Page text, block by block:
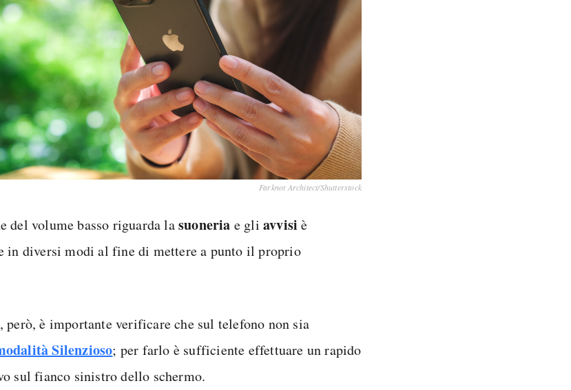
Farknot Architect/Shutterstock
del volume basso riguarda lasuoneria e gliavvisi è
in diversi modi al fine di mettere a punto il proprio
è importante verificare che sul telefono non sia
Silenzioso; per farlo è sufficiente effettuare un rapido
sul fianco sinistro dello schermo.